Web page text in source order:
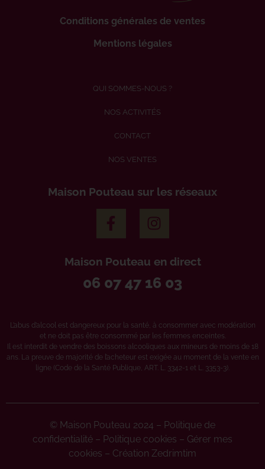
Conditions générales de ventes
Mentions légales
QUI SOMMES-NOUS ?
NOS ACTIVITÉS
CONTACT
NOS VENTES
Maison Pouteau sur les réseaux
Maison Pouteau en direct
06 07 47 16 03
L’abus d’alcool est dangereux pour la santé, à consommer avec modération
et ne doit pas être consommé par les femmes enceintes.
Il est interdit de vendre des boissons alcooliques aux mineurs de moins de 18
ans. La preuve de majorité de l’acheteur est exigée au moment de la vente en
ligne (Code de la Santé Publique, ART. L. 3342-1 et L. 3353-3).
© Maison Pouteau 2024 – Politique de
confidentialité– Politique cookies – Gérer mes
cookies – Création Zedrimtim